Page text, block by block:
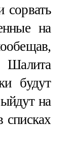
сорвать
на
будут
на
списках